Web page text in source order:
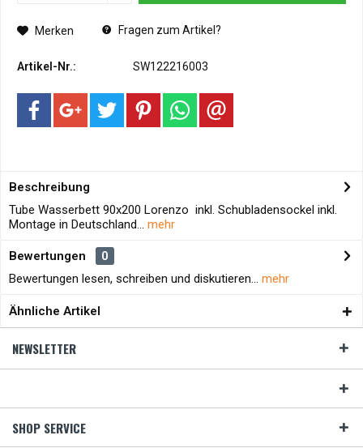
Merken Fragen zum Artikel?
Artikel-Nr.: SW122216003
Beschreibung
Tube Wasserbett 90x200 Lorenzo inkl. Schubladensockel inkl.
Montage in Deutschland... mehr
Bewertungen
0
Bewertungen lesen, schreiben und diskutieren... mehr
Ähnliche Artikel
NEWSLETTER
SHOP SERVICE